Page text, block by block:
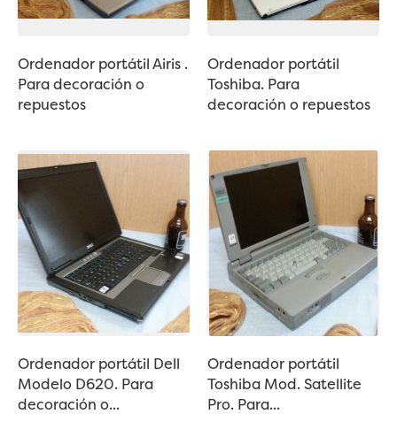
Ordenador portátil Airis .
Para decoración o
repuestos
Ordenador portátil
Toshiba. Para
decoración o repuestos
Ordenador portátil Dell
Modelo D620. Para
decoración o...
Ordenador portátil
Toshiba Mod. Satellite
Pro. Para...